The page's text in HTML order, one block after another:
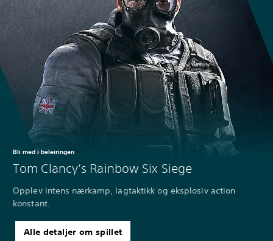
Bli med i beleiringen
Tom Clancy’s Rainbow Six Siege
Opplev intens nærkamp, lagtaktikk og eksplosiv action
konstant.
Alle detaljer om spillet